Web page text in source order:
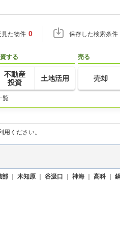
見た物件 0 保存した検索条件
する
不動産
投資
土地活用
売る
売却
覧
ください。
部 ｜ 木知原 ｜ 谷汲口 ｜ 神海 ｜ 高科 ｜